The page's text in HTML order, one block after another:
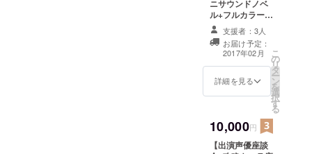
間終了後のお届
けとなります
ニサウンドノベ
ル+フルカラー
CG集+全短編集
+録り下ろしシス
テムボイス+書き
下ろしSSorリク
エストイラスト
（ｐｄｆ）】
エストに応じて
SSを一本書き下
ろすか、ひもの
支援者：3人
お届け予定：
2017年02月
詳細を見る
こ
の
リ
タ
ー
ン
を
選
択
す
る
10,000円
【出演声優座談